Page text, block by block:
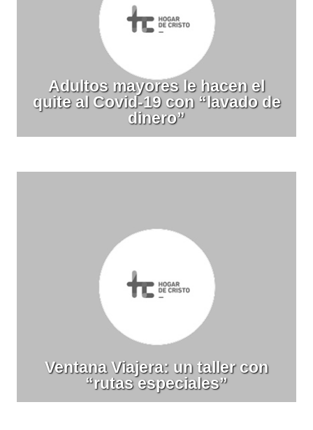
Adultos mayores le hacen el
quite al Covid-19 con “lavado de
dinero”
Ventana Viajera: un taller con
“rutas especiales”